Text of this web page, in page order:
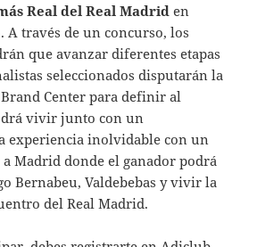
Real del Real Madrid en
A través de un concurso, los
que avanzar diferentes etapas
seleccionados disputarán la
Center para definir al
vivir junto con un
experiencia inolvidable con un
Madrid donde el ganador podrá
Bernabeu, Valdebebas y vivir la
del Real Madrid.